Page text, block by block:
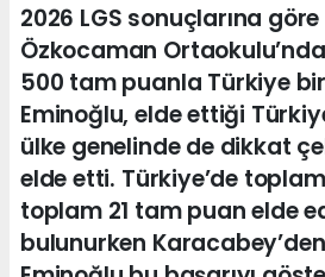
2026 LGS sonuçlarına göre
Özkocaman
500 tam puanla Türkiye
Eminoğlu, elde ettiği
ülke genelinde de dikkat
elde etti. Türkiye’de
toplam 21 tam puan elde
bulunurken